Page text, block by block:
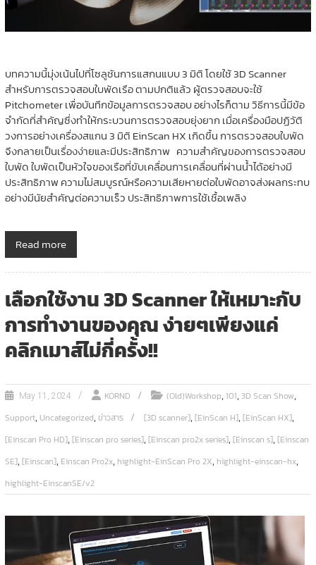
บทความนี้มุ่งเน้นไปที่โซลูชันการแสกนแบบ 3 มิติ โดยใช้ 3D Scanner
สำหรับการตรวจสอบใบพัดเรือ ตามปกติแล้ว ผู้ตรวจสอบจะใช้
Pitchometer เพื่อบันทึกข้อมูลการตรวจสอบ อย่างไรก็ตาม วิธีการนี้มีข้อ
จำกัดที่สำคัญซึ่งทำให้กระบวนการตรวจสอบยุ่งยาก เมื่อเครื่องมือปฏิวัติ
วงการอย่างเครื่องสแกน 3 มิติ EinScan HX เกิดขึ้น การตรวจสอบใบพัด
จึงกลายเป็นเรื่องง่ายและมีประสิทธิภาพ ความสำคัญของการตรวจสอบ
ใบพัด ใบพัดเป็นหัวใจของเรือที่ขับเคลื่อนการเคลื่อนที่ผ่านน้ำได้อย่างมี
ประสิทธิภาพ ความไม่สมบูรณ์หรือความเสียหายต่อใบพัดอาจส่งผลกระทบ
อย่างมีนัยสำคัญต่อความเร็ว ประสิทธิภาพการใช้เชื้อเพลิง
Read more
เลือกใช้งาน 3D Scanner ให้เหมาะกับ
การทำงานของคุณ ง่ายๆเพียงแค่
คลิกเมาส์ไม่กี่ครั้ง!!
May 11, 2024 KORND (Old)Workshop,101,3D Scan Show,
Support, Uncategorized,ข่าวสาร [3D scanner],[EinScan H],[EinScan HX],
[Einscan Pro HD],[Einscan pro series],[Einscan pro2x series],[Einscan s],[Einscan
SE],[Einscan], Einscan Pro2x, highlight-EinScan Pro 2X, highlight-einscan-hx,
highlight-EinscanSE/v2